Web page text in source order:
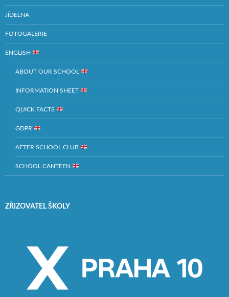
JÍDELNA
FOTOGALERIE
ENGLISH
ABOUT OUR SCHOOL
INFORMATION SHEET
QUICK FACTS
GDPR
AFTER SCHOOL CLUB
SCHOOL CANTEEN
ZŘIZOVATEL ŠKOLY